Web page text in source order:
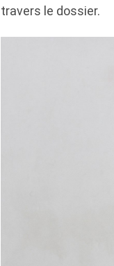
travers le dossier.